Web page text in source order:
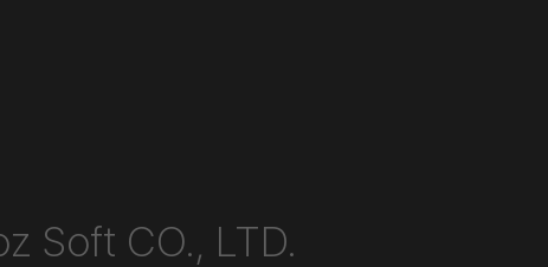
Soft CO., LTD.